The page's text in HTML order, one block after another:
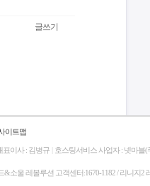
글쓰기
이트맵
표이사 : 김병규
호스팅서비스 사업자 : 넷마블(
&소울 레볼루션 고객센터:1670-1182 / 리니지2